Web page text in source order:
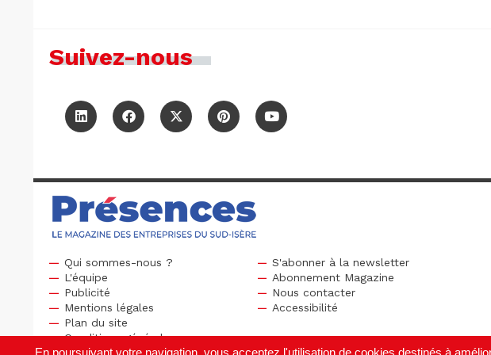
Suivez-nous
Qui sommes-nous ?
L'équipe
Publicité
S'abonner à la newsletter
Abonnement Magazine
Nous contacter
Mentions légales
Plan du site
Conditions générales
Accessibilité
En poursuivant votre navigation, vous acceptez l'utilisation de cookies destinés à